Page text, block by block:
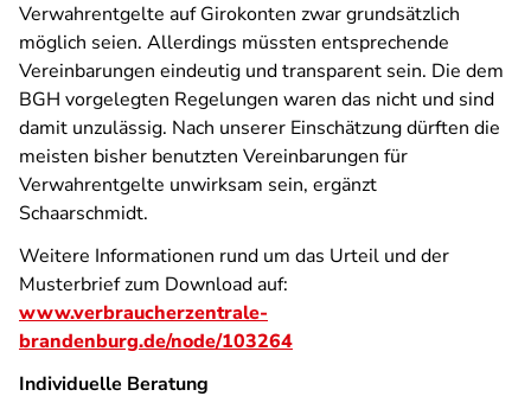
Verwahrentgelte auf Girokonten zwar grundsätzlich
möglich seien. Allerdings müssten entsprechende
Vereinbarungen eindeutig und transparent sein. Die dem
BGH vorgelegten Regelungen waren das nicht und sind
damit unzulässig. Nach unserer Einschätzung dürften die
meisten bisher benutzten Vereinbarungen für
Verwahrentgelte unwirksam sein, ergänzt
Schaarschmidt.
Weitere Informationen rund um das Urteil und der
Musterbrief zum Download auf:
www.verbraucherzentrale-
brandenburg.de/node/103264
Individuelle Beratung